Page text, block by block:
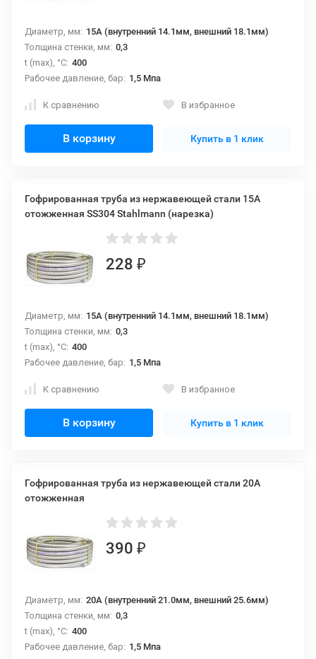
Диаметр, мм: 15А (внутренний 14.1мм, внешний 18.1мм)
Толщина стенки, мм: 0,3
t (max), °С: 400
Рабочее давление, бар: 1,5 Мпа
К сравнению В избранное
В корзину Купить в 1 клик
Гофрированная труба из нержавеющей стали 15А
отожженная SS304 Stahlmann (нарезка)
228 ₽
Диаметр, мм: 15А (внутренний 14.1мм, внешний 18.1мм)
Толщина стенки, мм: 0,3
t (max), °С: 400
Рабочее давление, бар: 1,5 Мпа
К сравнению В избранное
В корзину Купить в 1 клик
Гофрированная труба из нержавеющей стали 20А
отожженная
390 ₽
Диаметр, мм: 20A (внутренний 21.0мм, внешний 25.6мм)
Толщина стенки, мм: 0,3
t (max), °С: 400
Рабочее давление, бар: 1,5 Мпа